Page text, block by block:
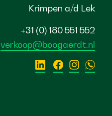
Krimpen a/d Lek
+31 (0) 180 551 552
verkoop@boogaerdt.nl